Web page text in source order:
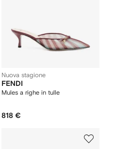
Nuova stagione
FENDI
Mules a righe in tulle
818 €